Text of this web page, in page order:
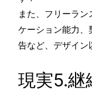
また、フリーラ
ケーション能力、
告など、デザイン
現実5.継